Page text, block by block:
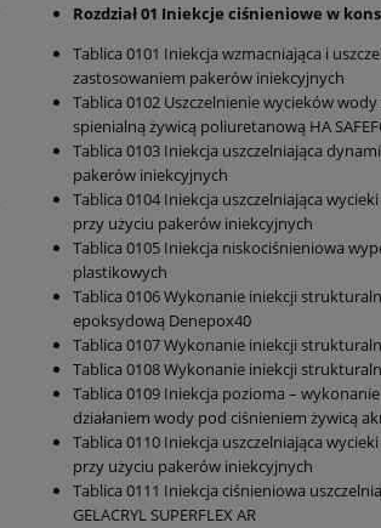
Rozdział 01 Iniekcje ciśnieniowe w
Tablica 0101 Iniekcja wzmacniająca i
zastosowaniem pakerów iniekcyjnych
Tablica 0102 Uszczelnienie wycieków
spienialną żywicą poliuretanową HA
Tablica 0103 Iniekcja uszczelniająca
pakerów iniekcyjnych
Tablica 0104 Iniekcja uszczelniająca
przy użyciu pakerów iniekcyjnych
Tablica 0105 Iniekcja niskociśnieniowa
plastikowych
Tablica 0106 Wykonanie iniekcji
epoksydową Denepox40
Tablica 0107 Wykonanie iniekcji
Tablica 0108 Wykonanie iniekcji
Tablica 0109 Iniekcja pozioma –
działaniem wody pod ciśnieniem żywicą
Tablica 0110 Iniekcja uszczelniająca
przy użyciu pakerów iniekcyjnych
Tablica 0111 Iniekcja ciśnieniowa
GELACRYL SUPERFLEX AR